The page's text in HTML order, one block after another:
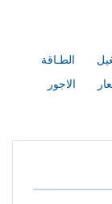
الطـاقة
الاجور